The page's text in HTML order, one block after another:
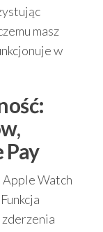
masz
w
Pay
Apple Watch